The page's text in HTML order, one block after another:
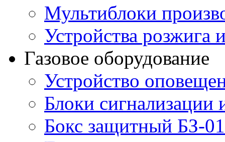
Мультиблоки
Устройства розжига
Газовое оборудование
Устройство
Блоки сигнализации
Бокс защитный БЗ-01